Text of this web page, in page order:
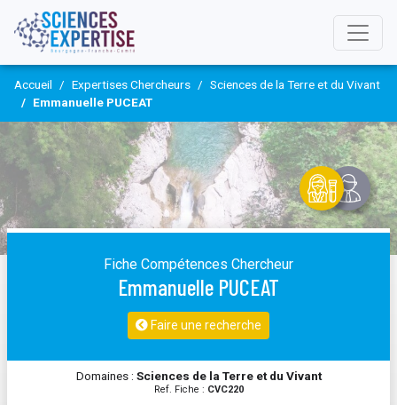
Accueil Expertises Chercheurs
Sciences de la Terre et du Vivant
Emmanuelle PUCEAT
Fiche Compétences Chercheur
Emmanuelle PUCEAT
Faire une recherche
Domaines : Sciences de la Terre et du Vivant
Ref. Fiche : CVC220